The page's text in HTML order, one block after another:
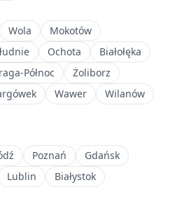
Wola
Mokotów
Ochota
Białołęka
Północ
Żoliborz
Wawer
Wilanów
Poznań
Gdańsk
Lublin
Białystok